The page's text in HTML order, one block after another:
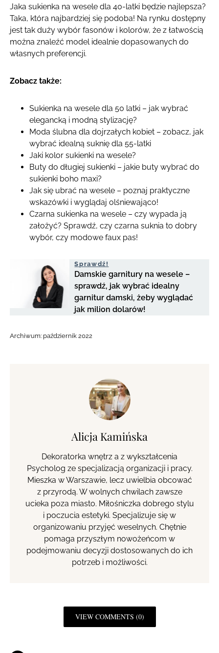
Jaka sukienka na wesele dla 40-latki będzie najlepsza?
Taka, która najbardziej się podoba! Na rynku dostępny
jest tak duży wybór fasonów i kolorów, że z łatwością
można znaleźć model idealnie dopasowanych do
własnych preferencji.
Zobacz także:
Sukienka na wesele dla 50 latki – jak wybrać
elegancką i modną stylizację?
Moda ślubna dla dojrzałych kobiet – zobacz, jak
wybrać idealną suknię dla 55-latki
Jaki kolor sukienki na wesele?
Buty do długiej sukienki – jakie buty wybrać do
sukienki boho maxi?
Jak się ubrać na wesele – poznaj praktyczne
wskazówki i wyglądaj olśniewająco!
Czarna sukienka na wesele – czy wypada ją
założyć? Sprawdź, czy czarna suknia to dobry
wybór, czy modowe faux pas!
Sprawdź!
Damskie garnitury na wesele –
sprawdź, jak wybrać idealny
garnitur damski, żeby wyglądać
jak milion dolarów!
Archiwum: październik 2022
Alicja Kamińska
Dekoratorka wnętrz a z wykształcenia
Psycholog ze specjalizacją organizacji i pracy.
Mieszka w Warszawie, lecz uwielbia obcować
z przyrodą. W wolnych chwilach zawsze
ucieka poza miasto. Miłośniczka dobrego stylu
i poczucia estetyki. Specjalizuje się w
organizowaniu przyjęć weselnych. Chętnie
pomaga przyszłym nowożeńcom w
podejmowaniu decyzji dostosowanych do ich
potrzeb i możliwości.
VIEW COMMENTS (0)